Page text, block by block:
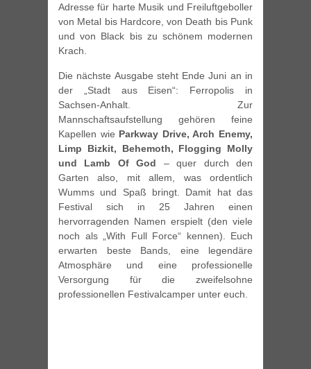
Adresse für harte Musik und Freiluftgeboller
von Metal bis Hardcore, von Death bis Punk
und von Black bis zu schönem modernen
Krach.
Die nächste Ausgabe steht Ende Juni an in
der „Stadt aus Eisen“: Ferropolis in
Sachsen-Anhalt. Zur
Mannschaftsaufstellung gehören feine
Kapellen wie Parkway Drive, Arch Enemy,
Limp Bizkit, Behemoth, Flogging Molly
und Lamb Of God – quer durch den
Garten also, mit allem, was ordentlich
Wumms und Spaß bringt. Damit hat das
Festival sich in 25 Jahren einen
hervorragenden Namen erspielt (den viele
noch als „With Full Force“ kennen). Euch
erwarten beste Bands, eine legendäre
Atmosphäre und eine professionelle
Versorgung für die zweifelsohne
professionellen Festivalcamper unter euch.